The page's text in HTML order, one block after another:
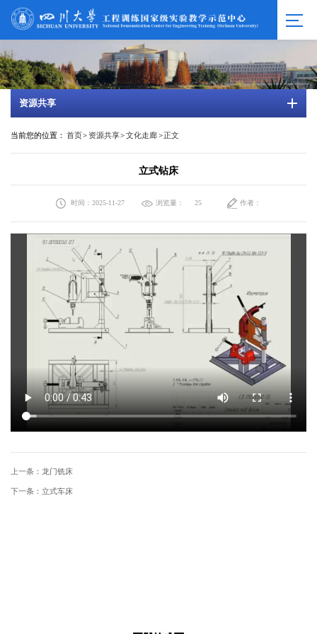
资源共享
当前您的位置： 首页> 资源共享>文化走廊>正文
立式钻床
时间：2025-11-27 浏览量： 25 作者：
上一条： 龙门铣床
下一条： 立式车床